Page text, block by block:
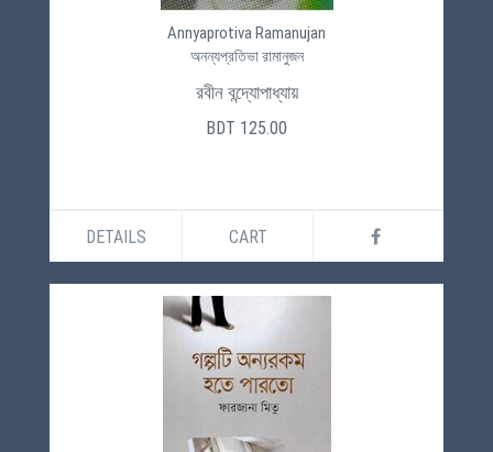
Annyaprotiva Ramanujan
অনন্যপ্রতিভা রামানুজন
রবীন বন্দ্যোপাধ্যায়
BDT 125.00
DETAILS CART